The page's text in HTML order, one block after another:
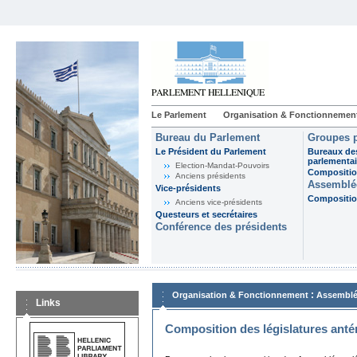
Le Parlement Organisation &
Bureau du Parlement
Le Président du Parlement
Election-Mandat-Pouvoirs
Anciens présidents
Vice-présidents
Anciens vice-présidents
Questeurs et secrétaires
Conférence des présidents
Groupes
Bureaux
Links
Organisation & Fonctionnement :
Composition des législatures